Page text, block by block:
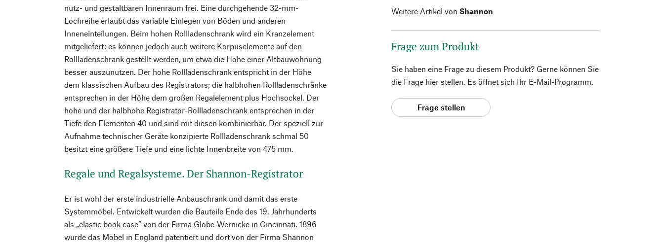
nutz- und gestaltbaren Innenraum frei. Eine durchgehende 32-mm-
Lochreihe erlaubt das variable Einlegen von Böden und anderen
Inneneinteilungen. Beim hohen Rollladenschrank wird ein Kranzelement
mitgeliefert; es können jedoch auch weitere Korpuselemente auf den
Rollladenschrank gestellt werden, um etwa die Höhe einer Altbauwohnung
besser auszunutzen. Der hohe Rollladenschrank entspricht in der Höhe
dem klassischen Aufbau des Registrators; die halbhohen Rollladenschränke
entsprechen in der Höhe dem großen Regalelement plus Hochsockel. Der
hohe und der halbhohe Registrator-Rollladenschrank entsprechen in der
Tiefe den Elementen 40 und sind mit diesen kombinierbar. Der speziell zur
Aufnahme technischer Geräte konzipierte Rollladenschrank schmal 50
besitzt eine größere Tiefe und eine lichte Innenbreite von 475 mm.
Regale und Regalsysteme. Der Shannon-Registrator
Er ist wohl der erste industrielle Anbauschrank und damit das erste
Systemmöbel. Entwickelt wurden die Bauteile Ende des 19. Jahrhunderts
als „elastic book case” von der Firma Globe-Wernicke in Cincinnati. 1896
wurde das Möbel in England patentiert und dort von der Firma Shannon
Weitere Artikel von Shannon
Frage zum Produkt
Sie haben eine Frage zu diesem Produkt? Gerne können Sie
die Frage hier stellen. Es öffnet sich Ihr E-Mail-Programm.
Frage stellen